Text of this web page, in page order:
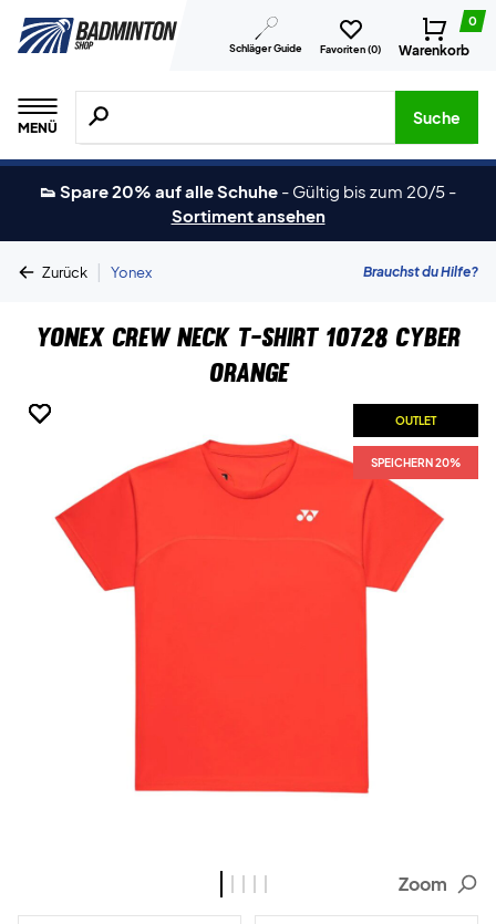
Schläger Guide Favoriten (0)
0
Warenkorb
MENÜ
Suche nach Produkten, Marken usw.
Suche
👟 Spare 20% auf alle Schuhe - Gültig bis zum 20/5 -
Sortiment ansehen
Zurück | Yonex Brauchst du Hilfe?
Yonex Crew Neck T-shirt 10728 Cyber
Orange
OUTLET
SPEICHERN 20%
OUTLET
SPEICHERN 20%
OUTLET
SPEICHERN 20%
OUTLET
SPEICHERN 20%
OUTLET
SPEICHERN 20%
Zoom